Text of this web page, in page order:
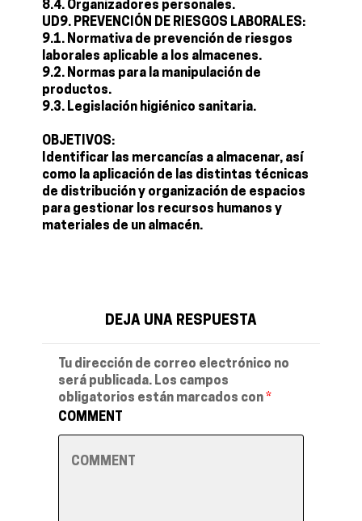
8.4. Organizadores personales.
UD9. PREVENCIÓN DE RIESGOS LABORALES:
9.1. Normativa de prevención de riesgos
laborales aplicable a los almacenes.
9.2. Normas para la manipulación de
productos.
9.3. Legislación higiénico sanitaria.
OBJETIVOS:
Identificar las mercancías a almacenar, así
como la aplicación de las distintas técnicas
de distribución y organización de espacios
para gestionar los recursos humanos y
materiales de un almacén.
DEJA UNA RESPUESTA
Tu dirección de correo electrónico no
será publicada. Los campos
obligatorios están marcados con *
COMMENT